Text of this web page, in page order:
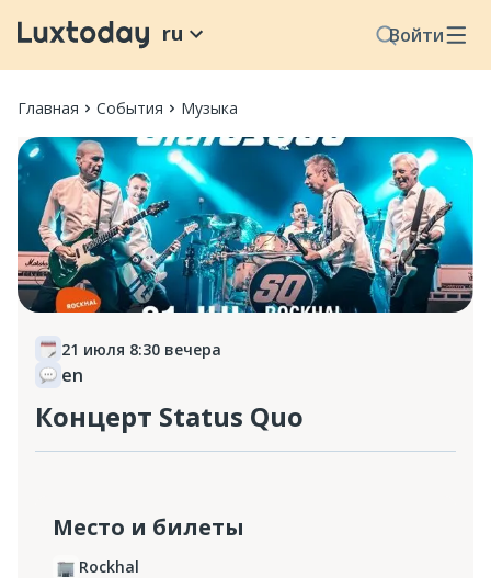
Войти
ru
Главная События Музыка
21 июля 8:30 вечера
en
Концерт Status Quo
Место и билеты
Rockhal